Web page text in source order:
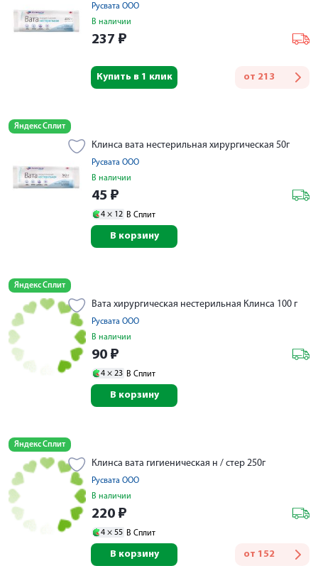
Русвата ООО
В наличии
237 ₽
от 213
Купить в 1 клик
Яндекс Сплит
Клинса вата нестерильная хирургическая 50г
Русвата ООО
В наличии
45 ₽
4 × 12 В Сплит
В корзину
Яндекс Сплит
Вата хирургическая нестерильная Клинса 100 г
Русвата ООО
В наличии
90 ₽
4 × 23 В Сплит
В корзину
Яндекс Сплит
Клинса вата гигиеническая н / стер 250г
Русвата ООО
В наличии
220 ₽
4 × 55 В Сплит
от 152
В корзину